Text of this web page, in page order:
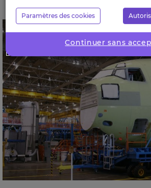
Un outil d’analyses des données
naturel pour réduire au maximum
conformités
Paramètres des cookies
Continuer sans